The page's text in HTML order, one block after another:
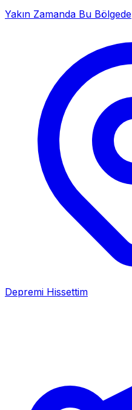
Yakın Zamanda Bu Bölgede
Depremi Hissettim